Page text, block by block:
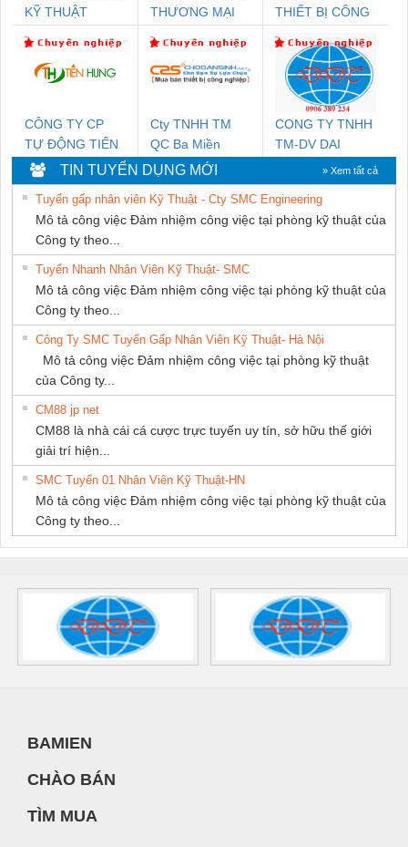
KỸ THUẬT
NAM
THƯƠNG MẠI
NAM
THIẾT BỊ CÔNG
SETSUBI VIỆT
NAM
CÔNG TY CP
TỰ ĐỘNG TIẾN
HƯNG
Cty TNHH TM
QC Ba Miền
CONG TY TNHH
TM-DV DAI
DONG THANH
TIN TUYỂN DỤNG MỚI » Xem tất cả
Tuyển gấp nhân viên Kỹ Thuật - Cty SMC Engineering
Mô tả công việc Đảm nhiệm công việc tại phòng kỹ thuật của
Công ty theo...
Tuyển Nhanh Nhân Viên Kỹ Thuật- SMC
Mô tả công việc Đảm nhiệm công việc tại phòng kỹ thuật của
Công ty theo...
Công Ty SMC Tuyển Gấp Nhân Viên Kỹ Thuật- Hà Nội
Mô tả công việc Đảm nhiệm công việc tại phòng kỹ thuật
của Công ty...
CM88 jp net
CM88 là nhà cái cá cược trực tuyến uy tín, sở hữu thế giới
giải trí hiện...
SMC Tuyển 01 Nhân Viên Kỹ Thuật-HN
Mô tả công việc Đảm nhiệm công việc tại phòng kỹ thuật của
Công ty theo...
BAMIEN
CHÀO BÁN
TÌM MUA